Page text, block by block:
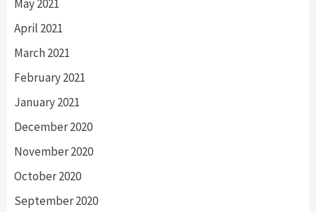
May 2021
April 2021
March 2021
February 2021
January 2021
December 2020
November 2020
October 2020
September 2020